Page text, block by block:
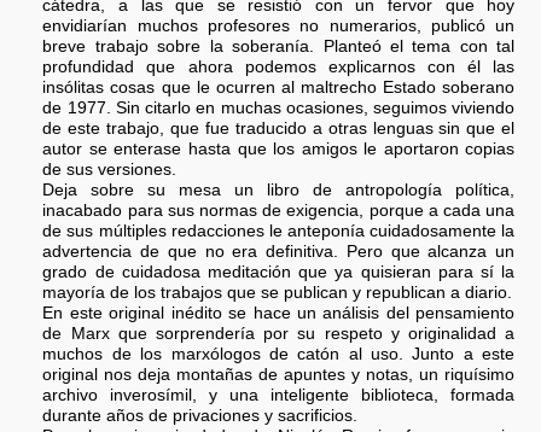
cátedra, a las que se resistió con un fervor que hoy
envidiarían muchos profesores no numerarios, publicó un
breve trabajo sobre la soberanía. Planteó el tema con tal
profundidad que ahora podemos explicarnos con él las
insólitas cosas que le ocurren al maltrecho Estado soberano
de 1977. Sin citarlo en muchas ocasiones, seguimos viviendo
de este trabajo, que fue traducido a otras lenguas sin que el
autor se enterase hasta que los amigos le aportaron copias
de sus versiones.
Deja sobre su mesa un libro de antropología política,
inacabado para sus normas de exigencia, porque a cada una
de sus múltiples redacciones le anteponía cuidadosamente la
advertencia de que no era definitiva. Pero que alcanza un
grado de cuidadosa meditación que ya quisieran para sí la
mayoría de los trabajos que se publican y republican a diario.
En este original inédito se hace un análisis del pensamiento
de Marx que sorprendería por su respeto y originalidad a
muchos de los marxólogos de catón al uso. Junto a este
original nos deja montañas de apuntes y notas, un riquísimo
archivo inverosímil, y una inteligente biblioteca, formada
durante años de privaciones y sacrificios.